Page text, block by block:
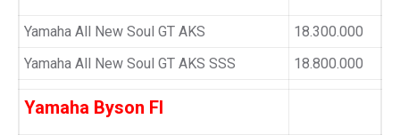
Yamaha All New Soul GT AKS
18.300.000
Yamaha All New Soul GT AKS SSS
18.800.000
Yamaha Byson FI